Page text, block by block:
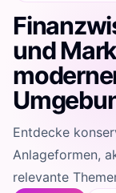
und
Entdecke
Anlageformen,
relevante